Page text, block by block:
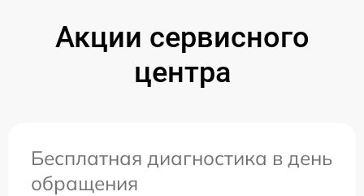
Акции сервисного
центра
Бесплатная диагностика в день
обращения